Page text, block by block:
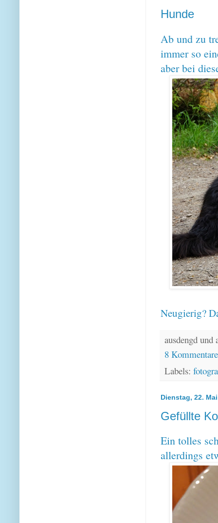
Hunde
Ab und zu
immer so
aber bei
Neugierig?
ausdengd
8
Labels:
Dienstag, 22.
Gefüllte
Ein tolles
allerdings